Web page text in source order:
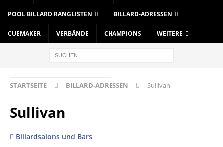
POOL BILLARD RANGLISTEN BILLARD-ADRESSEN
CUEMAKER VERBÄNDE CHAMPIONS WEITERE
STARTSEITE BILLARD-ADRESSEN Sullivan
Sullivan
Billardsalons und Bars